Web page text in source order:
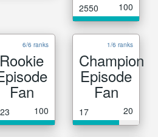
2550 100
6/6 ranks
Rookie
Fan
100
1/6 ranks
Champion
Episode
Fan
17 20